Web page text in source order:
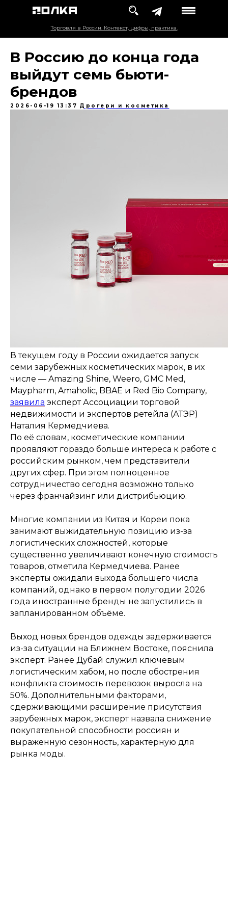
Торговля в России. Контекст, цифры, практика.
В Россию до конца года
выйдут семь бьюти-
брендов
2026-06-19 13:37 Дрогери и косметика
В текущем году в России ожидается запуск
семи зарубежных косметических марок, в их
числе — Amazing Shine, Weero, GMC Med,
Maypharm, Amaholic, BBAE и Red Bio Company,
заявила эксперт Ассоциации торговой
недвижимости и экспертов ретейла (АТЭР)
Наталия Кермедчиева.
По её словам, косметические компании
проявляют гораздо больше интереса к работе с
российским рынком, чем представители
других сфер. При этом полноценное
сотрудничество сегодня возможно только
через франчайзинг или дистрибьюцию.
Многие компании из Китая и Кореи пока
занимают выжидательную позицию из-за
логистических сложностей, которые
существенно увеличивают конечную стоимость
товаров, отметила Кермедчиева. Ранее
эксперты ожидали выхода большего числа
компаний, однако в первом полугодии 2026
года иностранные бренды не запустились в
запланированном объёме.
Выход новых брендов одежды задерживается
из-за ситуации на Ближнем Востоке, пояснила
эксперт. Ранее Дубай служил ключевым
логистическим хабом, но после обострения
конфликта стоимость перевозок выросла на
50%. Дополнительными факторами,
сдерживающими расширение присутствия
зарубежных марок, эксперт назвала снижение
покупательной способности россиян и
выраженную сезонность, характерную для
рынка моды.